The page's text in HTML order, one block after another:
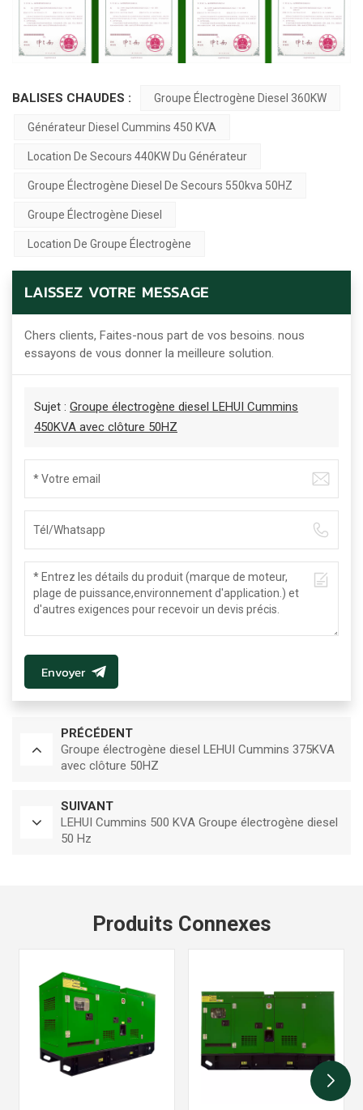
BALISES CHAUDES : Groupe Électrogène Diesel 360KW
Générateur Diesel Cummins 450 KVA
Location De Secours 440KW Du Générateur
Groupe Électrogène Diesel De Secours 550kva 50HZ
Groupe Électrogène Diesel
Location De Groupe Électrogène
LAISSEZ VOTRE MESSAGE
Chers clients, Faites-nous part de vos besoins. nous
essayons de vous donner la meilleure solution.
Sujet : Groupe électrogène diesel LEHUI Cummins
450KVA avec clôture 50HZ
Envoyer
PRÉCÉDENT
Groupe électrogène diesel LEHUI Cummins 375KVA
avec clôture 50HZ
SUIVANT
LEHUI Cummins 500 KVA Groupe électrogène diesel
50 Hz
Produits Connexes